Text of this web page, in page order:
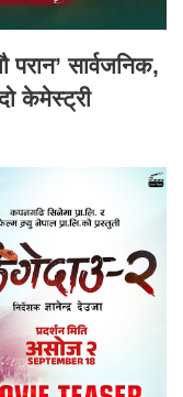
परान’ सार्वजनिक,
केमेस्ट्री